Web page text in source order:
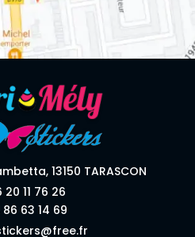
13150 TARASCON
20 11 76 26
63 14 69